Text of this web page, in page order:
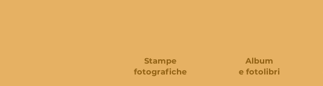
Stampe
fotografiche
Album
e fotolibri